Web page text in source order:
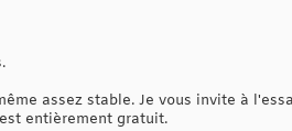
assez stable. Je vous invite à
entièrement gratuit.